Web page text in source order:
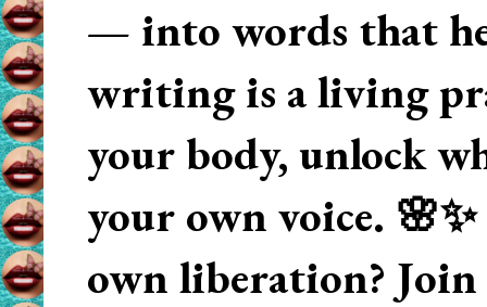
— into words that
writing is a living
your body, unlock
your own voice.
own liberation? Join